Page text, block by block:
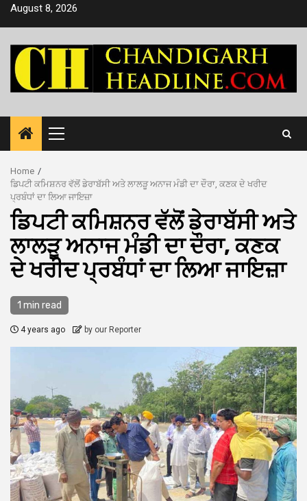
SkipAugust 8, 2026
Primary
Menu
Home
ਡਿਪਟੀ ਕਮਿਸ਼ਨਰ ਵੱਲੋਂ ਡੇਰਾਬੱਸੀ ਅਤੇ ਲਾਲੜੂ ਅਨਾਜ ਮੰਡੀ ਦਾ ਦੌਰਾ, ਕਣਕ ਦੇ ਖਰੀਦ
ਪ੍ਰਬੰਧਾਂ ਦਾ ਲਿਆ ਜਾਇਜ਼ਾ
ਡਿਪਟੀ ਕਮਿਸ਼ਨਰ ਵੱਲੋਂ ਡੇਰਾਬੱਸੀ ਅਤੇ
ਲਾਲੜੂ ਅਨਾਜ ਮੰਡੀ ਦਾ ਦੌਰਾ, ਕਣਕ
ਦੇ ਖਰੀਦ ਪ੍ਰਬੰਧਾਂ ਦਾ ਲਿਆ ਜਾਇਜ਼ਾ
1 min read
4 years ago by our Reporter